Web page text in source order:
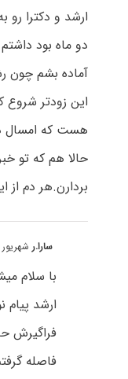
ارشد و دکترا
دو ماه بود
آماده بشم چون
این زودتر شروع
هست که امسال
حالا هم که تو
بردارن.هر دم از
سارا.رشهریور ۱۶, ۱۳۹۹ at ۴:۳۶ ب٫ظ
با سلام
ارشد پیام
فراگیرش
فاصله